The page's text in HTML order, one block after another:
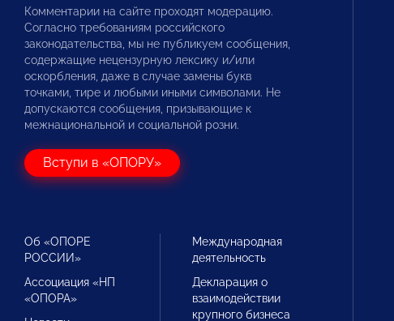
Комментарии на сайте проходят модерацию.
Согласно требованиям российского
законодательства, мы не публикуем сообщения,
содержащие нецензурную лексику и/или
оскорбления, даже в случае замены букв
точками, тире и любыми иными символами. Не
допускаются сообщения, призывающие к
межнациональной и социальной розни.
Вступи в «ОПОРУ»
Об «ОПОРЕ
РОССИИ»
Ассоциация «НП
«ОПОРА»
Международная
деятельность
Декларация о
взаимодействии
крупного бизнеса